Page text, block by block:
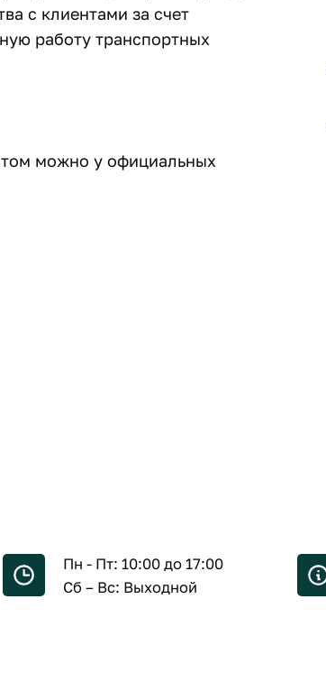
с клиентами за счет
работу транспортных
можно у официальных
Пн - Пт: 10:00 до 17:00
Сб – Вс: Выходной